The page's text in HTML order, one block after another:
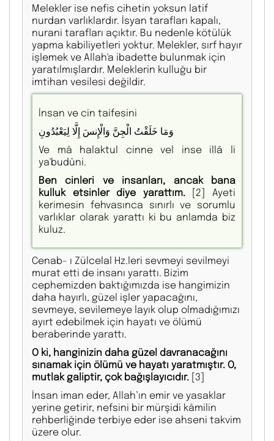
Melekler ise nefis cihetin yoksun latif
nurdan varlıklardır. İsyan tarafları kapalı,
nurani tarafları açıktır. Bu nedenle kötülük
yapma kabiliyetleri yoktur. Melekler, sırf hayır
işlemek ve Allah'a ibadette bulunmak için
yaratılmışlardır. Meleklerin kulluğu bir
imtihan vesilesi değildir.
İnsan ve cin taifesini
وَمَا خَلَقْتُ الْجِنَّ وَالْإِنسَ إِلَّا لِيَعْبُدُونِ
Ve mâ halaktul cinne vel inse illâ li
ya'budûni.
Ben cinleri ve insanları, ancak bana
kulluk etsinler diye yarattım. [2]
Ayeti
kerimesin fehvasınca sınırlı ve sorumlu
varlıklar olarak yarattı ki bu anlamda biz
kuluz.
Cenab- ı Zülcelal Hz.leri sevmeyi sevilmeyi
murat etti de insanı yarattı. Bizim
cephemizden baktığımızda ise hangimizin
daha hayırlı, güzel işler yapacağını,
sevmeye, sevilemeye layık olup olmadığımızı
ayırt edebilmek için hayatı ve ölümü
beraberinde yarattı.
O ki, hanginizin daha güzel davranacağını
sınamak için ölümü ve hayatı yaratmıştır. O,
mutlak galiptir, çok bağışlayıcıdır. [3]
İnsan iman eder, Allah’ın emir ve yasaklar
yerine getirir, nefsini bir mürşidi kâmilin
rehberliğinde terbiye eder ise ahseni takvim
üzere olur.